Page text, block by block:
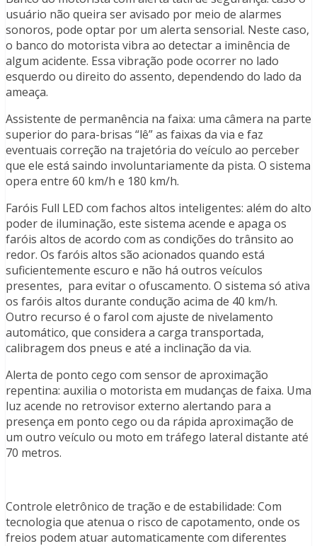
usuário não queira ser avisado por meio de alarmes
sonoros, pode optar por um alerta sensorial. Neste caso,
o banco do motorista vibra ao detectar a iminência de
algum acidente. Essa vibração pode ocorrer no lado
esquerdo ou direito do assento, dependendo do lado da
ameaça.
Assistente de permanência na faixa: uma câmera na parte
superior do para-brisas “lê” as faixas da via e faz
eventuais correção na trajetória do veículo ao perceber
que ele está saindo involuntariamente da pista. O sistema
opera entre 60 km/h e 180 km/h.
Faróis Full LED com fachos altos inteligentes: além do alto
poder de iluminação, este sistema acende e apaga os
faróis altos de acordo com as condições do trânsito ao
redor. Os faróis altos são acionados quando está
suficientemente escuro e não há outros veículos
presentes, para evitar o ofuscamento. O sistema só ativa
os faróis altos durante condução acima de 40 km/h.
Outro recurso é o farol com ajuste de nivelamento
automático, que considera a carga transportada,
calibragem dos pneus e até a inclinação da via.
Alerta de ponto cego com sensor de aproximação
repentina: auxilia o motorista em mudanças de faixa. Uma
luz acende no retrovisor externo alertando para a
presença em ponto cego ou da rápida aproximação de
um outro veículo ou moto em tráfego lateral distante até
70 metros.
Controle eletrônico de tração e de estabilidade: Com
tecnologia que atenua o risco de capotamento, onde os
freios podem atuar automaticamente com diferentes